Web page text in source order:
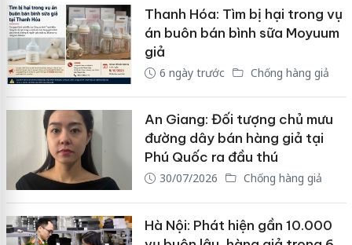
Thanh Hóa: Tìm bị hại trong vụ
án buôn bán bình sữa Moyuum
giả
6 ngày trước Chống hàng giả
An Giang: Đối tượng chủ mưu
đường dây bán hàng giả tại
Phú Quốc ra đầu thú
30/07/2026 Chống hàng giả
Hà Nội: Phát hiện gần 10.000